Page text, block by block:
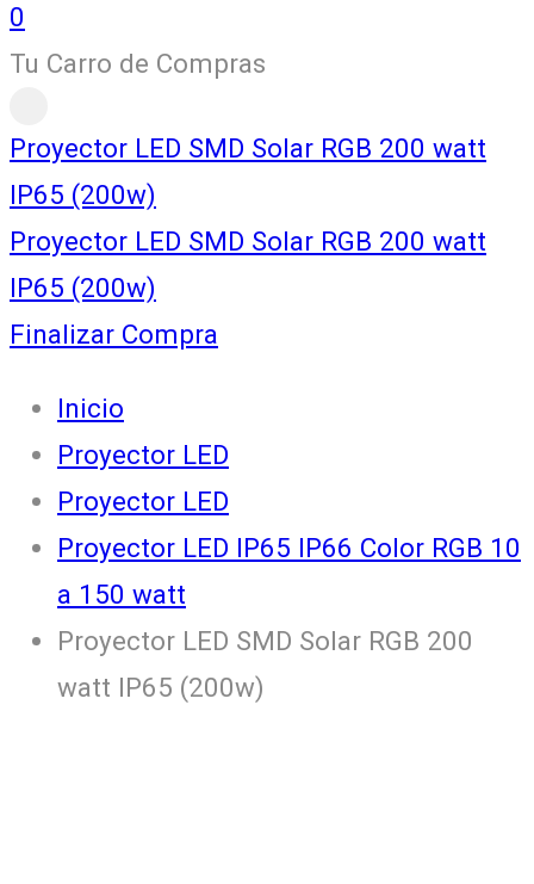
0
Tu Carro de Compras
Proyector LED SMD Solar RGB 200 watt
IP65 (200w)
Proyector LED SMD Solar RGB 200 watt
IP65 (200w)
Finalizar Compra
Inicio
Proyector LED
Proyector LED
Proyector LED IP65 IP66 Color RGB 10
a 150 watt
Proyector LED SMD Solar RGB 200
watt IP65 (200w)